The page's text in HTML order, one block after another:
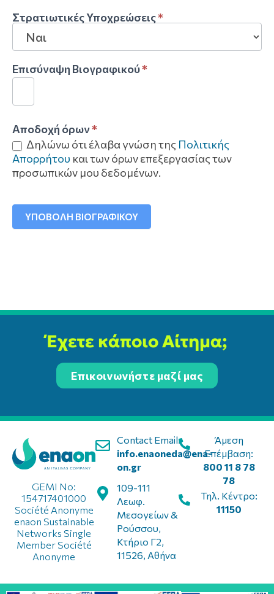
Στρατιωτικές Υποχρεώσεις*
Επισύναψη Βιογραφικού*
Αποδοχή όρων*
Δηλώνω ότι έλαβα γνώση της Πολιτικής
Απορρήτου και των όρων επεξεργασίας των
προσωπικών μου δεδομένων.
ΥΠΟΒΟΛΗ ΒΙΟΓΡΑΦΙΚΟΥ
Έχετε κάποιο Αίτημα;
Επικοινωνήστε μαζί μας
Contact Email:
info.enaoneda@ena-
on.gr
109-111
Λεωφ.
Μεσογείων &
Ρούσσου,
Κτήριο Γ2,
11526, Αθήνα
GEMI No:
154717401000
Société Anonyme
enaon Sustainable
Networks Single
Member Société
Anonyme
Άμεση
Επέμβαση:
800 11 8 78
78
Τηλ. Κέντρο:
11150